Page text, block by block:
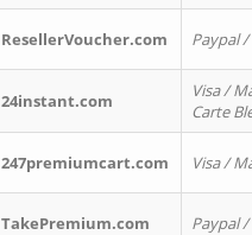
ResellerVoucher.com Paypal
24instant.com
Visa /
Carte
247premiumcart.com Visa /
TakePremium.com Paypal